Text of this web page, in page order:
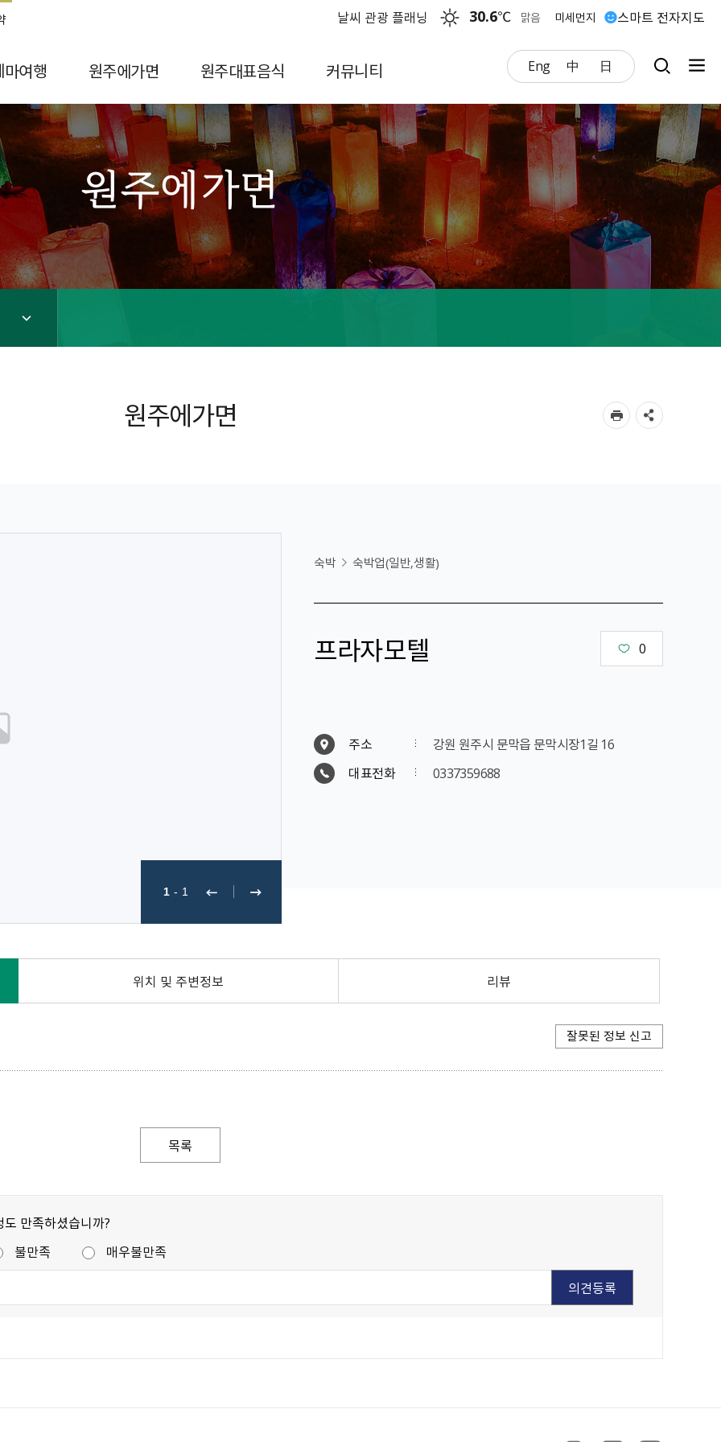
스마트 전자지도
날씨 관광 플래닝 30.6℃ 맑음 미세먼지
Eng 中 日
마여행 원주에가면 원주대표음식 커뮤니티
원주에가면
원주에가면
1 - 1
숙박 숙박업(일반,생활)
프라자모텔 0
주소
강원 원주시 문막읍 문막시장1길 16
대표전화
0337359688
위치 및 주변정보 리뷰
잘못된 정보 신고
목록
만족하셨습니까?
불만족 매우불만족